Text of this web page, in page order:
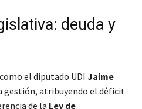
deuda y
el diputado UDI Jaime
gestión, atribuyendo el déficit
de la Ley de